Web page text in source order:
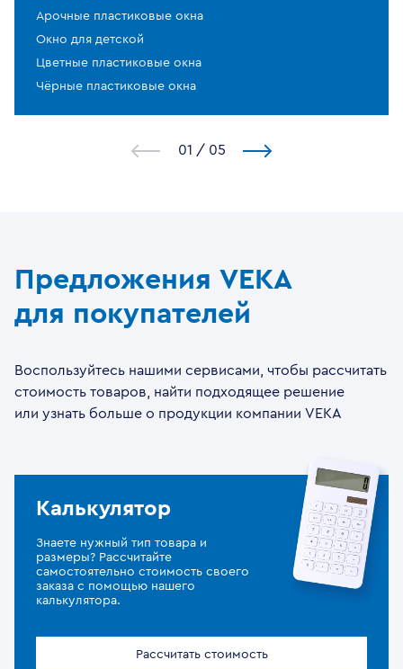
Арочные пластиковые окна
Окно для детской
Цветные пластиковые окна
Чёрные пластиковые окна
1 / 5
Предложения VEKA
для покупателей
Воспользуйтесь нашими сервисами, чтобы рассчитать
стоимость товаров, найти подходящее решение
или узнать больше о продукции компании VEKA
Калькулятор
Знаете нужный тип товара и
размеры? Рассчитайте
самостоятельно стоимость своего
заказа с помощью нашего
калькулятора.
Рассчитать стоимость